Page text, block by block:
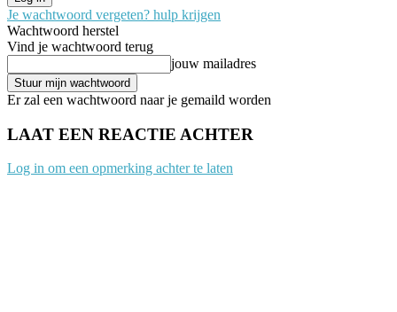
Je wachtwoord vergeten? hulp krijgen
Wachtwoord herstel
Vind je wachtwoord terug
jouw mailadres
Er zal een wachtwoord naar je gemaild worden
LAAT EEN REACTIE ACHTER
Log in om een opmerking achter te laten